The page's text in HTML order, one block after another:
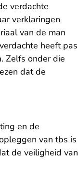
verdachte
verklaringen
van de man
heeft pas
Zelfs onder die
dat de
en de
van tbs is
de veiligheid van